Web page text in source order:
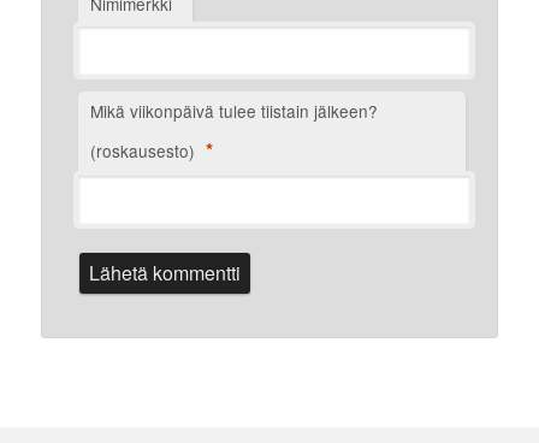
Mikä viikonpäivä tulee tiistain jälkeen?
(roskausesto) *